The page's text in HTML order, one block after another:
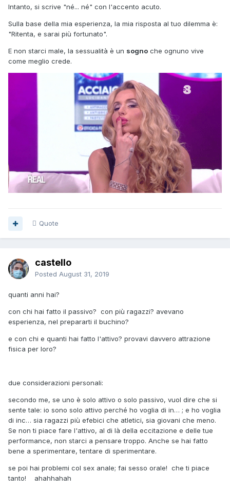
Intanto, si scrive "né... né" con l'accento acuto.
Sulla base della mia esperienza, la mia risposta al tuo dilemma è:
"Ritenta, e sarai più fortunato".
E non starci male, la sessualità è un sogno che ognuno vive
come meglio crede.
Quote
castello
Posted August 31, 2019
quanti anni hai?
con chi hai fatto il passivo? con più ragazzi? avevano
esperienza, nel prepararti il buchino?
e con chi e quanti hai fatto l'attivo? provavi davvero attrazione
fisica per loro?
due considerazioni personali:
secondo me, se uno è solo attivo o solo passivo, vuol dire che si
sente tale: io sono solo attivo perché ho voglia di in… ; e ho voglia
di inc… sia ragazzi più efebici che atletici, sia giovani che meno.
Se non ti piace fare l'attivo, al di là della eccitazione e delle tue
performance, non starci a pensare troppo. Anche se hai fatto
bene a sperimentare, tentare di sperimentare.
se poi hai problemi col sex anale; fai sesso orale! che ti piace
tanto! ahahhahah